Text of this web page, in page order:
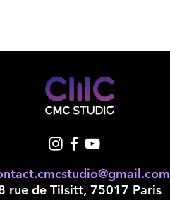
rue de Tilsitt, 75017 Paris